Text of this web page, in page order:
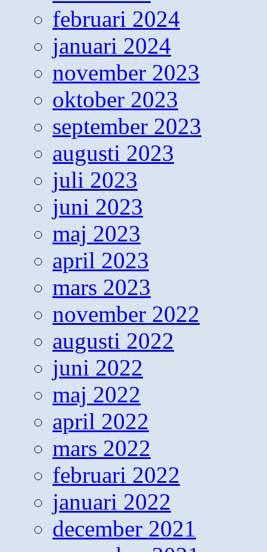
februari 2024
januari 2024
november 2023
oktober 2023
september 2023
augusti 2023
juli 2023
juni 2023
maj 2023
april 2023
mars 2023
november 2022
augusti 2022
juni 2022
maj 2022
april 2022
mars 2022
februari 2022
januari 2022
december 2021